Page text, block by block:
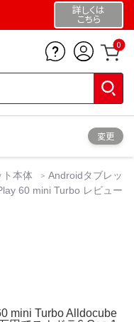
詳しくは
こちら
0
変更
ト本体
Androidタブレッ
60 mini Turbo レビュー